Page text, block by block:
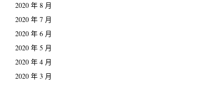
2020 年 8 月
2020 年 7 月
2020 年 6 月
2020 年 5 月
2020 年 4 月
2020 年 3 月